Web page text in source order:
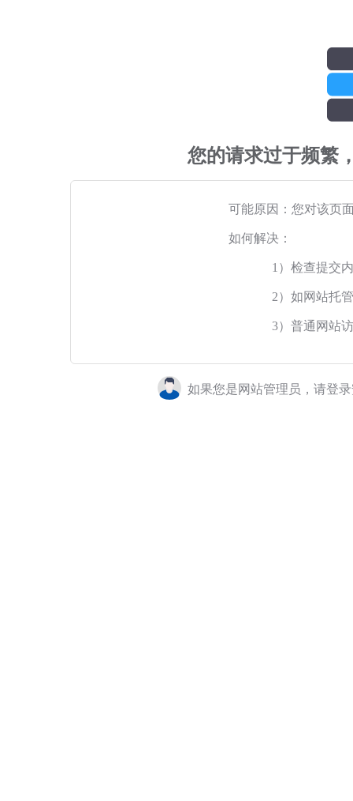
您的请求过于频繁
可能原因：您对该页
如何解决：
1）检查提交
2）如网站托
3）普通网站
如果您是网站管理员，请登